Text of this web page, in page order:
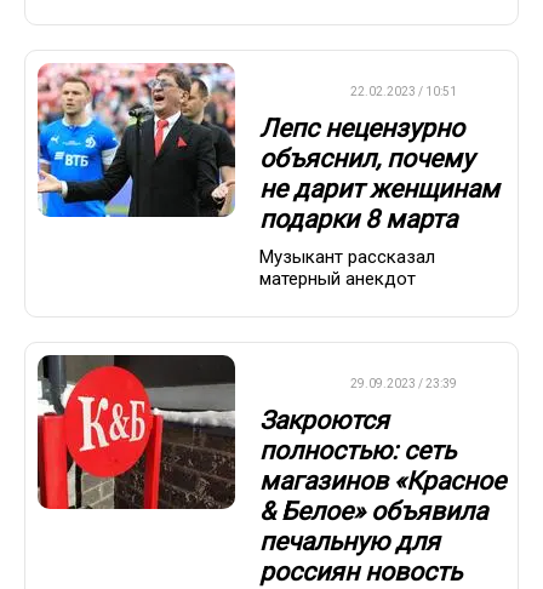
22.02.2023 / 10:51
Лепс нецензурно
объяснил, почему
не дарит женщинам
подарки 8 марта
Музыкант рассказал
матерный анекдот
29.09.2023 / 23:39
Закроются
полностью: сеть
магазинов «Красное
& Белое» объявила
печальную для
россиян новость